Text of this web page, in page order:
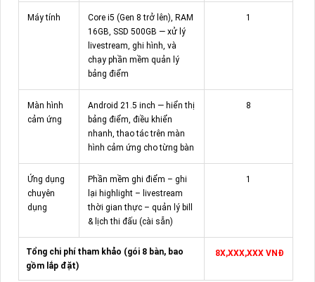
Tổng chi phí tham khảo (gói 8 bàn, bao
gồm lắp đặt)
8X,XXX,XXX VNĐ
Máy tính
Core i5 (Gen 8 trở lên), RAM
16GB, SSD 500GB — xử lý
livestream, ghi hình, và
chạy phần mềm quản lý
bảng điểm
1
Màn hình
cảm ứng
Android 21.5 inch — hiển thị
bảng điểm, điều khiển
nhanh, thao tác trên màn
hình cảm ứng cho từng bàn
8
Ứng dụng
chuyên
dụng
Phần mềm ghi điểm – ghi
lại highlight – livestream
thời gian thực – quản lý bill
& lịch thi đấu (cài sẵn)
1